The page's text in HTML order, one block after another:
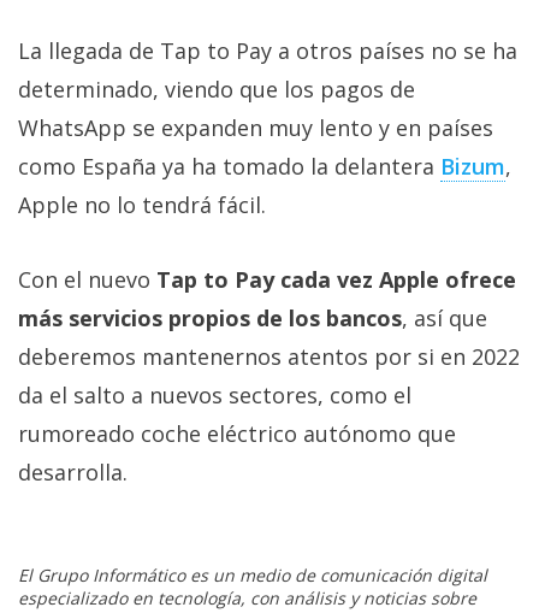
La llegada de Tap to Pay a otros países no se ha
determinado, viendo que los pagos de
WhatsApp se expanden muy lento y en países
como España ya ha tomado la delantera Bizum,
Apple no lo tendrá fácil.
Con el nuevo Tap to Pay cada vez Apple ofrece
más servicios propios de los bancos, así que
deberemos mantenernos atentos por si en 2022
da el salto a nuevos sectores, como el
rumoreado coche eléctrico autónomo que
desarrolla.
El Grupo Informático es un medio de comunicación digital
especializado en tecnología, con análisis y noticias sobre